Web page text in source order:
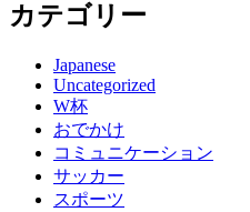
カテゴリー
Japanese
Uncategorized
W杯
おでかけ
コミュニケーション
サッカー
スポーツ